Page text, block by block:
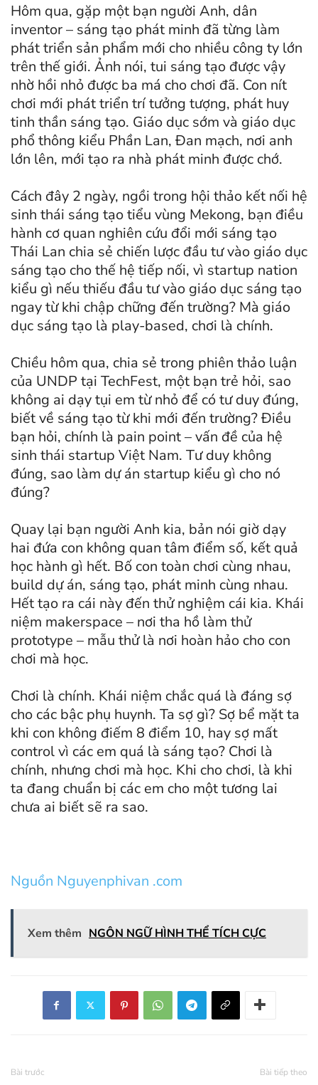
Hôm qua, gặp một bạn người Anh, dân
inventor – sáng tạo phát minh đã từng làm
phát triển sản phẩm mới cho nhiều công ty lớn
trên thế giới. Ảnh nói, tui sáng tạo được vậy
nhờ hồi nhỏ được ba má cho chơi đã. Con nít
chơi mới phát triển trí tưởng tượng, phát huy
tinh thần sáng tạo. Giáo dục sớm và giáo dục
phổ thông kiểu Phần Lan, Đan mạch, nơi anh
lớn lên, mới tạo ra nhà phát minh được chớ.
Cách đây 2 ngày, ngồi trong hội thảo kết nối hệ
sinh thái sáng tạo tiểu vùng Mekong, bạn điều
hành cơ quan nghiên cứu đổi mới sáng tạo
Thái Lan chia sẻ chiến lược đầu tư vào giáo dục
sáng tạo cho thế hệ tiếp nối, vì startup nation
kiểu gì nếu thiếu đầu tư vào giáo dục sáng tạo
ngay từ khi chập chững đến trường? Mà giáo
dục sáng tạo là play-based, chơi là chính.
Chiều hôm qua, chia sẻ trong phiên thảo luận
của UNDP tại TechFest, một bạn trẻ hỏi, sao
không ai dạy tụi em từ nhỏ để có tư duy đúng,
biết về sáng tạo từ khi mới đến trường? Điều
bạn hỏi, chính là pain point – vấn đề của hệ
sinh thái startup Việt Nam. Tư duy không
đúng, sao làm dự án startup kiểu gì cho nó
đúng?
Quay lại bạn người Anh kia, bản nói giờ dạy
hai đứa con không quan tâm điểm số, kết quả
học hành gì hết. Bố con toàn chơi cùng nhau,
build dự án, sáng tạo, phát minh cùng nhau.
Hết tạo ra cái này đến thử nghiệm cái kia. Khái
niệm makerspace – nơi tha hồ làm thử
prototype – mẫu thử là nơi hoàn hảo cho con
chơi mà học.
Chơi là chính. Khái niệm chắc quá là đáng sợ
cho các bậc phụ huynh. Ta sợ gì? Sợ bể mặt ta
khi con không điếm 8 điểm 10, hay sợ mất
control vì các em quá là sáng tạo? Chơi là
chính, nhưng chơi mà học. Khi cho chơi, là khi
ta đang chuẩn bị các em cho một tương lai
chưa ai biết sẽ ra sao.
Nguồn Nguyenphivan .com
Xem thêm NGÔN NGỮ HÌNH THỂ TÍCH CỰC
Bài trước Bài tiếp theo